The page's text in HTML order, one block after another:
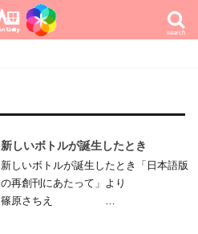
search
新しいボトルが誕生したとき
新しいボトルが誕生したとき「日本語版
の再創刊にあたって」より
篠原さちえ …